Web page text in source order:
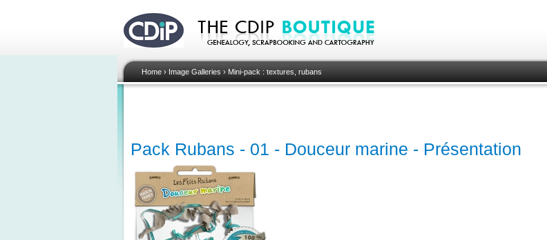
Home› Image Galleries › Mini-pack : textures, rubans
Pack Rubans - 01 - Douceur marine - Présentation